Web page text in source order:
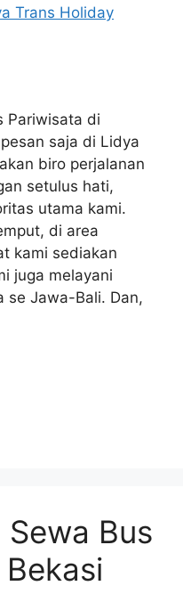
Trans Holiday
Pariwisata di
saja di Lidya
biro perjalanan
setulus hati,
utama kami.
di area
kami sediakan
juga melayani
se Jawa-Bali. Dan,
Bus